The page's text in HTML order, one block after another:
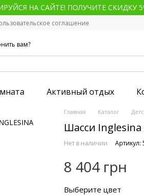
НА САЙТЕ! ПОЛУЧИТЕ СКИДКУ
соглашение
вам?
Активный отдых
Главная Каталог
Шасси
Нет в наличии Артикул:
8 404 грн
Выберите цвет